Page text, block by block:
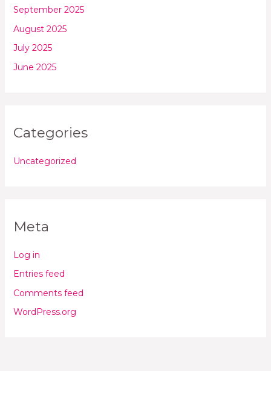
September 2025
August 2025
July 2025
June 2025
Categories
Uncategorized
Meta
Log in
Entries feed
Comments feed
WordPress.org